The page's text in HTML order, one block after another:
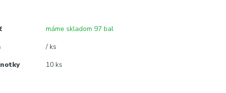
máme skladom 97 bal
/ ks
10 ks